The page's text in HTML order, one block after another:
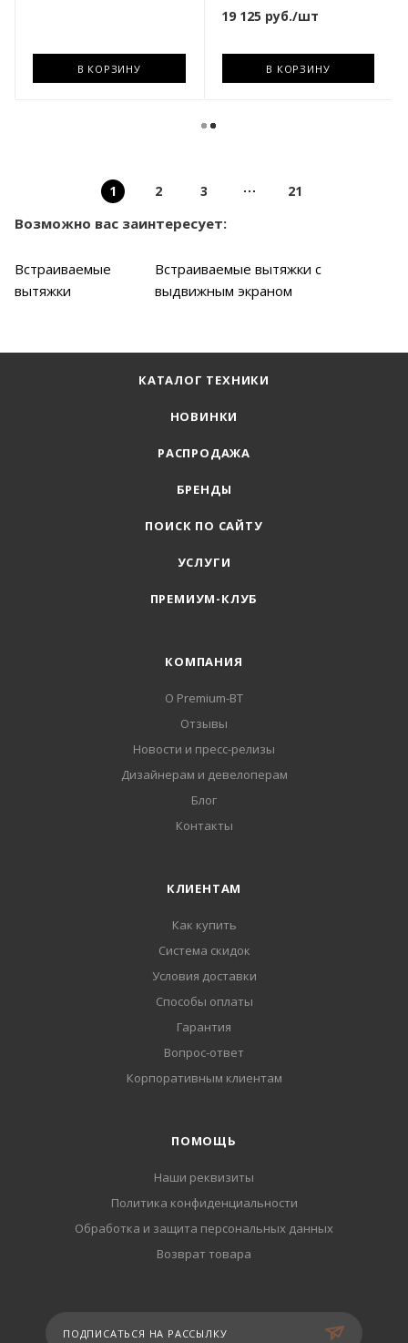
В КОРЗИНУ
19 125 руб./шт
В КОРЗИНУ
1 2 3 21
Возможно вас заинтересует:
Встраиваемые
вытяжки
Встраиваемые вытяжки с
выдвижным экраном
КАТАЛОГ ТЕХНИКИ
НОВИНКИ
РАСПРОДАЖА
БРЕНДЫ
ПОИСК ПО САЙТУ
УСЛУГИ
ПРЕМИУМ-КЛУБ
КОМПАНИЯ
О Premium-BT
Отзывы
Новости и пресс-релизы
Дизайнерам и девелоперам
Блог
Контакты
КЛИЕНТАМ
Как купить
Система скидок
Условия доставки
Способы оплаты
Гарантия
Вопрос-ответ
Корпоративным клиентам
ПОМОЩЬ
Наши реквизиты
Политика конфиденциальности
Обработка и защита персональных данных
Возврат товара
ПОДПИСАТЬСЯ НА РАССЫЛКУ